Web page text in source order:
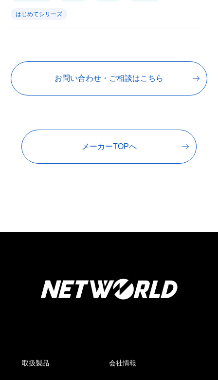
はじめてシリーズ
お問い合わせ・ご相談はこちら
メーカーTOPへ
取扱製品 会社情報